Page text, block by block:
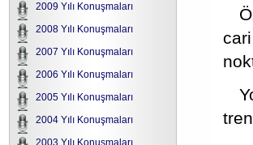
2009 Yılı Konuşmaları
2008 Yılı Konuşmaları
2007 Yılı Konuşmaları
2006 Yılı Konuşmaları
2005 Yılı Konuşmaları
2004 Yılı Konuşmaları